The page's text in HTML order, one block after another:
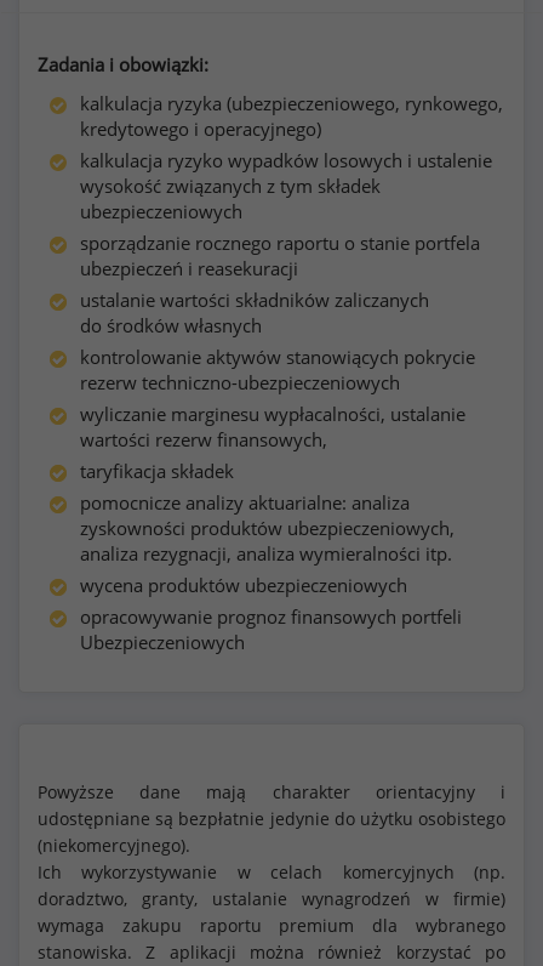
Zadania i obowiązki:
kalkulacja ryzyka (ubezpieczeniowego, rynkowego,
kredytowego i operacyjnego)
kalkulacja ryzyko wypadków losowych i ustalenie
wysokość związanych z tym składek
ubezpieczeniowych
sporządzanie rocznego raportu o stanie portfela
ubezpieczeń i reasekuracji
ustalanie wartości składników zaliczanych
do środków własnych
kontrolowanie aktywów stanowiących pokrycie
rezerw techniczno-ubezpieczeniowych
wyliczanie marginesu wypłacalności, ustalanie
wartości rezerw finansowych,
taryfikacja składek
pomocnicze analizy aktuarialne: analiza
zyskowności produktów ubezpieczeniowych,
analiza rezygnacji, analiza wymieralności itp.
wycena produktów ubezpieczeniowych
opracowywanie prognoz finansowych portfeli
Ubezpieczeniowych
Powyższe dane mają charakter orientacyjny i
udostępniane są bezpłatnie jedynie do użytku osobistego
(niekomercyjnego).
Ich wykorzystywanie w celach komercyjnych (np.
doradztwo, granty, ustalanie wynagrodzeń w firmie)
wymaga zakupu raportu premium dla wybranego
stanowiska. Z aplikacji można również korzystać po